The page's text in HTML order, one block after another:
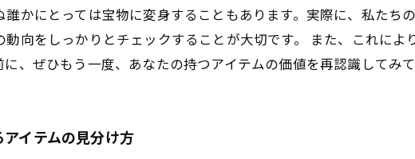
かにとっては宝物に変身することもあります。実際に、私たち
向をしっかりとチェックすることが大切です。 また、これに
、ぜひもう一度、あなたの持つアイテムの価値を再認識してみて
イテムの見分け方